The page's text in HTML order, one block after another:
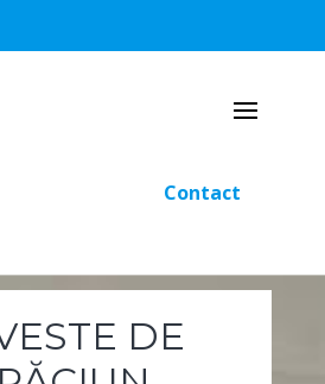
Contact
DE